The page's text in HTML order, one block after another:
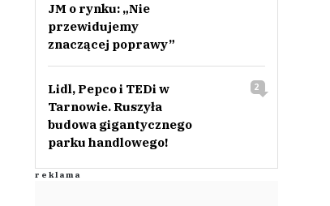
JM o rynku: „Nie
przewidujemy
znaczącej poprawy”
Lidl, Pepco i TEDi w
Tarnowie. Ruszyła
budowa gigantycznego
parku handlowego!
2